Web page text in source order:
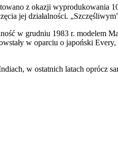
z okazji wyprodukowania
jej działalności.
w grudniu 1983 r. modelem
w oparciu o japoński
w ostatnich latach oprócz